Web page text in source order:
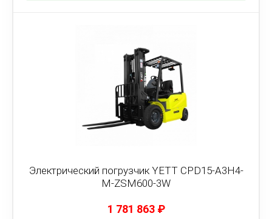
Электрический погрузчик YETT CPD15-A3H4-
M-ZSM600-3W
1 781 863 ₽